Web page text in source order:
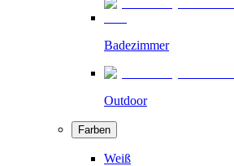
Badezimmer
Outdoor
Farben
Weiß